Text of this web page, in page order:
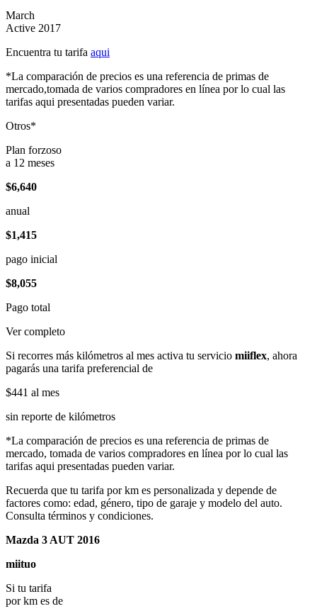
March
Active 2017
Encuentra tu tarifa aqui
*La comparación de precios es una referencia de primas de
mercado,tomada de varios compradores en línea por lo cual las
tarifas aqui presentadas pueden variar.
Otros*
Plan forzoso
a 12 meses
$6,640
anual
$1,415
pago inicial
$8,055
Pago total
Ver completo
Si recorres más kilómetros al mes activa tu servicio miiflex, ahora
pagarás una tarifa preferencial de
$441 al mes
sin reporte de kilómetros
*La comparación de precios es una referencia de primas de
mercado, tomada de varios compradores en línea por lo cual las
tarifas aqui presentadas pueden variar.
Recuerda que tu tarifa por km es personalizada y depende de
factores como: edad, género, tipo de garaje y modelo del auto.
Consulta términos y condiciones.
Mazda 3 AUT 2016
miituo
Si tu tarifa
por km es de